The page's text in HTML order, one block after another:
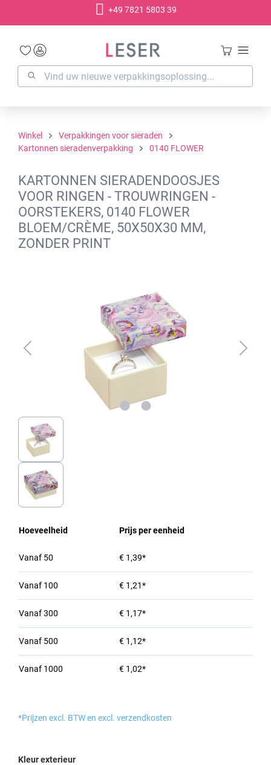
+49 7821 5803 39
Winkel
Verpakkingen voor sieraden
Kartonnen sieradenverpakking
0140 FLOWER
KARTONNEN SIERADENDOOSJES
VOOR RINGEN - TROUWRINGEN -
OORSTEKERS, 0140 FLOWER
BLOEM/CRÈME, 50X50X30 MM,
ZONDER PRINT
Hoeveelheid Prijs per eenheid
Vanaf 50 € 1,39*
Vanaf 100 € 1,21*
Vanaf300 € 1,17*
Vanaf 500 € 1,12*
Vanaf 1000 € 1,02*
*Prijzen excl. BTW en excl. verzendkosten
Selecteer
Kleur exterieur